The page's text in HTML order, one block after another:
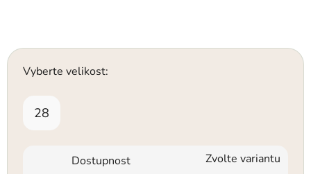
Vyberte velikost:
28
Dostupnost Zvolte variantu